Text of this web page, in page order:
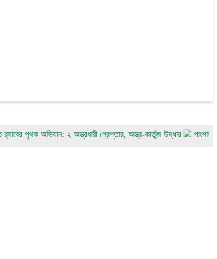
অভিযান: ২ অস্ত্রধারী গ্রেপ্তার, অস্ত্র-কার্তুজ উদ্ধার পাংশায়